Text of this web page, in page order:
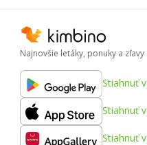
Najnovšie letáky, ponuky a zľavy
Stiahnuť v
Stiahnuť v
Stiahnuť v